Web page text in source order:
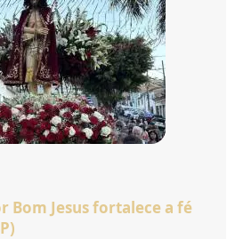
Bom Jesus fortalece a fé